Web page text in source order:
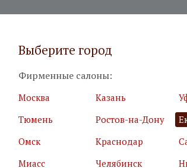
Выберите город
Фирменные салоны:
Москва Казань
Тюмень
Ростов-на-Дону
Омск
Краснодар
Миасс
Челябинск